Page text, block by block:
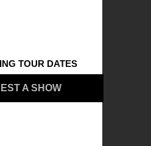
TOUR DATES
A SHOW